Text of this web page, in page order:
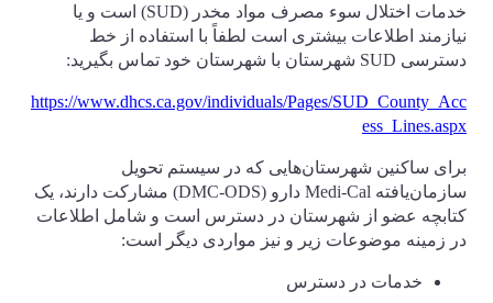
خدمات اختلال سوء مصرف مواد مخدر (SUD) است و یا
نیازمند اطلاعات بیشتری است لطفاً با استفاده از خط
دسترسی SUD شهرستان با شهرستان خود تماس بگیرید:
https://www.dhcs.ca.gov/individuals/Pages/SUD_County_Acc
ess_Lines.aspx
برای ساکنین شهرستان‌هایی که در سیستم تحویل
سازمان‌یافته Medi-Cal دارو (DMC-ODS) مشارکت دارند، یک
کتابچه عضو از شهرستان در دسترس است و شامل اطلاعات
در زمینه موضوعات زیر و نیز مواردی دیگر است:
خدمات در دسترس